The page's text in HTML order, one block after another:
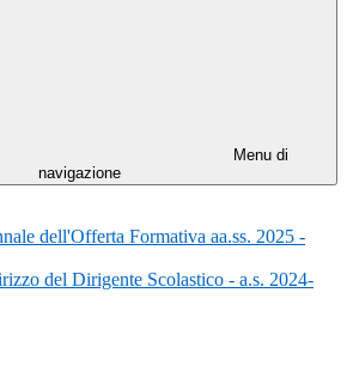
Menu di
navigazione
dell'Offerta Formativa aa.ss. 2025 -
del Dirigente Scolastico - a.s. 2024-